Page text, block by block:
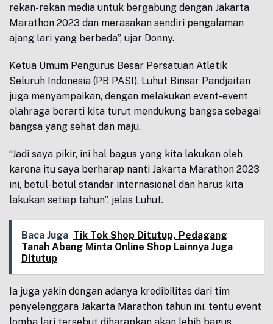
rekan-rekan media untuk bergabung dengan Jakarta
Marathon 2023 dan merasakan sendiri pengalaman
ajang lari yang berbeda”, ujar Donny.
Ketua Umum Pengurus Besar Persatuan Atletik
Seluruh Indonesia (PB PASI), Luhut Binsar Pandjaitan
juga menyampaikan, dengan melakukan event-event
olahraga berarti kita turut mendukung bangsa sebagai
bangsa yang sehat dan maju.
“Jadi saya pikir, ini hal bagus yang kita lakukan oleh
karena itu saya berharap nanti Jakarta Marathon 2023
ini, betul-betul standar internasional dan harus kita
lakukan setiap tahun”, jelas Luhut.
Baca Juga Tik Tok Shop Ditutup, Pedagang
Tanah Abang Minta Online Shop Lainnya Juga
Ditutup
Ia juga yakin dengan adanya kredibilitas dari tim
penyelenggara Jakarta Marathon tahun ini, tentu event